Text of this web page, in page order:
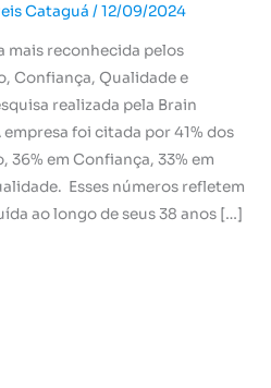
Cataguá /12/09/2024
mais reconhecida pelos
Confiança, Qualidade e
realizada pela Brain
foi citada por 41% dos
em Confiança, 33% em
Esses números refletem
ao longo de seus 38 anos […]